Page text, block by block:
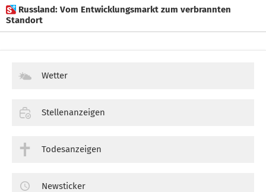
 Russland: Vom Entwicklungsmarkt zum verbrannten
Standort
Wetter
Stellenanzeigen
Todesanzeigen
Newsticker